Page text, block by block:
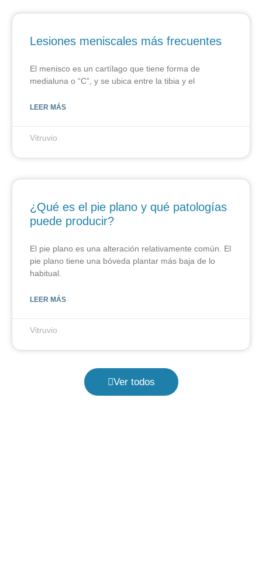
Lesiones meniscales más frecuentes
El menisco es un cartílago que tiene forma de
medialuna o “C”, y se ubica entre la tibia y el
LEER MÁS
Vitruvio
¿Qué es el pie plano y qué patologías
puede producir?
El pie plano es una alteración relativamente común. El
pie plano tiene una bóveda plantar más baja de lo
habitual.
LEER MÁS
Vitruvio
Ver todos